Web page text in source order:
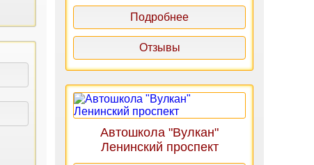
Подробнее
Отзывы
Автошкола "Вулкан"
Ленинский проспект